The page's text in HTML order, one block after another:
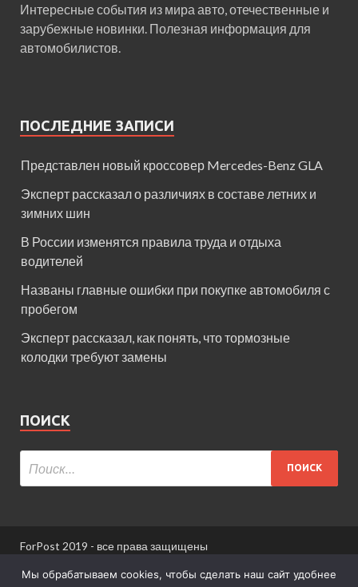
Интересные события из мира авто, отечественные и
зарубежные новинки. Полезная информация для
автомобилистов.
ПОСЛЕДНИЕ ЗАПИСИ
Представлен новый кроссовер Mercedes-Benz GLA
Эксперт рассказал о различиях в составе летних и
зимних шин
В России изменятся правила труда и отдыха
водителей
Названы главные ошибки при покупке автомобиля с
пробегом
Эксперт рассказал, как понять, что тормозные
колодки требуют замены
ПОИСК
ForPost 2019 - все права защищены
При использовании материалов сайта ссылка
Мы обрабатываем cookies, чтобы сделать наш сайт удобнее